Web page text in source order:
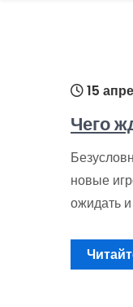
15
Чего
новые
ожидать